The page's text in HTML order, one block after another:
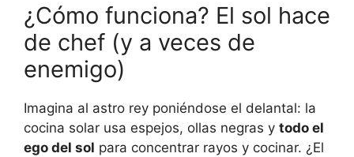
¿Cómo funciona? El sol hace
de chef (y a veces de
enemigo)
Imagina al astro rey poniéndose el delantal: la
cocina solar usa espejos, ollas negras y todo el
ego del sol para concentrar rayos y cocinar. ¿El